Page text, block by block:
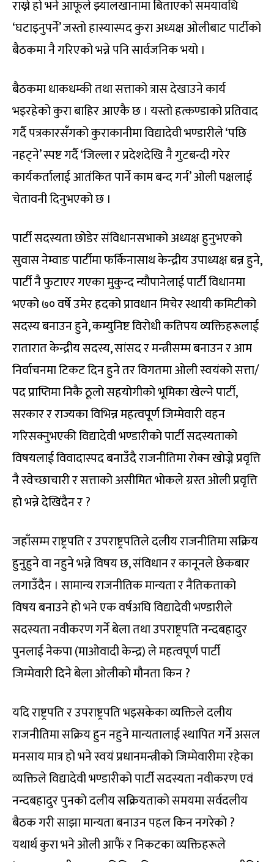
राख्ने हो भने आफूले झ्यालखानामा बिताएको समयावधि
‘घटाइनुपर्ने’ जस्तो हास्यास्पद कुरा अध्यक्ष ओलीबाट पार्टीको
बैठकमा नै गरिएको भन्ने पनि सार्वजनिक भयो ।
बैठकमा धाकधम्की तथा सत्ताको त्रास देखाउने कार्य
भइरहेको कुरा बाहिर आएकै छ । यस्तो हत्कण्डाको प्रतिवाद
गर्दै पत्रकारसँगको कुराकानीमा विद्यादेवी भण्डारीले ‘पछि
नहट्ने’ स्पष्ट गर्दै ‘जिल्ला र प्रदेशदेखि नै गुटबन्दी गरेर
कार्यकर्तालाई आतंकित पार्ने काम बन्द गर्न’ ओली पक्षलाई
चेतावनी दिनुभएको छ ।
पार्टी सदस्यता छोडेर संविधानसभाको अध्यक्ष हुनुभएको
सुवास नेम्वाङ पार्टीमा फर्किनासाथ केन्द्रीय उपाध्यक्ष बन्न हुने,
पार्टी नै फुटाएर गएका मुकुन्द न्यौपानेलाई पार्टी विधानमा
भएको ७० वर्षे उमेर हदको प्रावधान मिचेर स्थायी कमिटीको
सदस्य बनाउन हुने, कम्युनिष्ट विरोधी कतिपय व्यक्तिहरूलाई
रातारात केन्द्रीय सदस्य, सांसद र मन्त्रीसम्म बनाउन र आम
निर्वाचनमा टिकट दिन हुने तर विगतमा ओली स्वयंको सत्ता/
पद प्राप्तिमा निकै ठूलो सहयोगीको भूमिका खेल्ने पार्टी,
सरकार र राज्यका विभिन्न महत्वपूर्ण जिम्मेवारी वहन
गरिसक्नुभएकी विद्यादेवी भण्डारीको पार्टी सदस्यताको
विषयलाई विवादास्पद बनाउँदै राजनीतिमा रोक्न खोज्ने प्रवृत्ति
नै स्वेच्छाचारी र सत्ताको असीमित भोकले ग्रस्त ओली प्रवृत्ति
हो भन्ने देखिंदैन र ?
जहाँसम्म राष्ट्रपति र उपराष्ट्रपतिले दलीय राजनीतिमा सक्रिय
हुनुहुने वा नहुने भन्ने विषय छ, संविधान र कानूनले छेकबार
लगाउँदैन । सामान्य राजनीतिक मान्यता र नैतिकताको
विषय बनाउने हो भने एक वर्षअघि विद्यादेवी भण्डारीले
सदस्यता नवीकरण गर्ने बेला तथा उपराष्ट्रपति नन्दबहादुर
पुनलाई नेकपा (माओवादी केन्द्र) ले महत्वपूर्ण पार्टी
जिम्मेवारी दिने बेला ओलीको मौनता किन ?
यदि राष्ट्रपति र उपराष्ट्रपति भइसकेका व्यक्तिले दलीय
राजनीतिमा सक्रिय हुन नहुने मान्यतालाई स्थापित गर्ने असल
मनसाय मात्र हो भने स्वयं प्रधानमन्त्रीको जिम्मेवारीमा रहेका
व्यक्तिले विद्यादेवी भण्डारीको पार्टी सदस्यता नवीकरण एवं
नन्दबहादुर पुनको दलीय सक्रियताको समयमा सर्वदलीय
बैठक गरी साझा मान्यता बनाउन पहल किन नगरेको ?
यथार्थ कुरा भने ओली आफैं र निकटका व्यक्तिहरूले